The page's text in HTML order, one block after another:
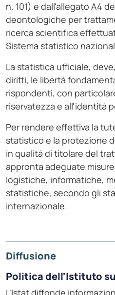
n. 101) e dall'allegato A4
deontologiche per
ricerca scientifica
Sistema statistico
La statistica ufficiale,
diritti, le libertà
rispondenti, con
riservatezza e all'identità
Per rendere effettiva la
statistico e la protezione
in qualità di titolare del
appronta adeguate
logistiche, informatiche,
statistiche, secondo gli
internazionale.
Diffusione
Politica dell'Istituto
L'Istat diffonde